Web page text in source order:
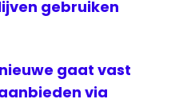
gebruiken
gaat vast
via